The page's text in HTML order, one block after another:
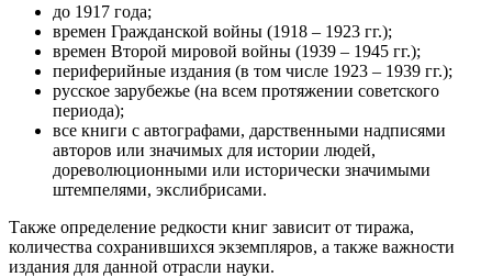
до 1917 года;
времен Гражданской войны (1918 – 1923 гг.);
времен Второй мировой войны (1939 – 1945 гг.);
периферийные издания (в том числе 1923 – 1939 гг.);
русское зарубежье (на всем протяжении советского
периода);
все книги с автографами, дарственными надписями
авторов или значимых для истории людей,
дореволюционными или исторически значимыми
штемпелями, экслибрисами.
Также определение редкости книг зависит от тиража,
количества сохранившихся экземпляров, а также важности
издания для данной отрасли науки.